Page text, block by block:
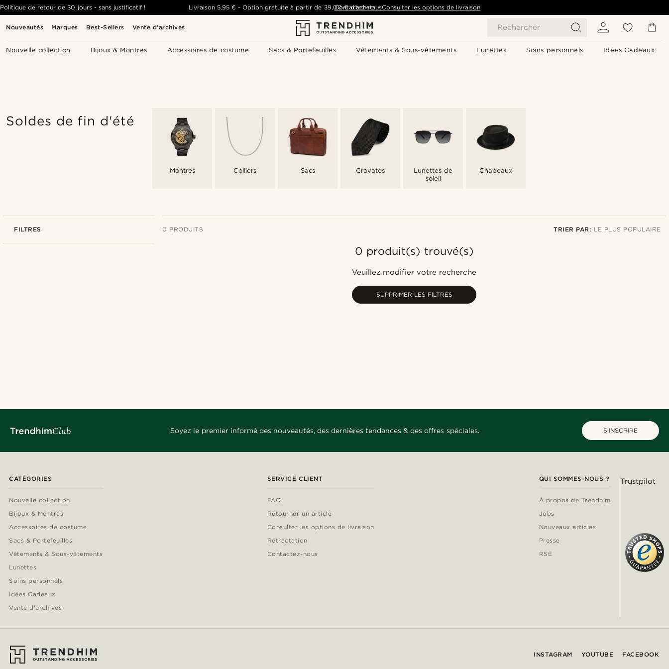
Nouveautés Marques Best-Sellers Vente d'archives Rechercher
Nouvelle collection Bijoux & Montres Accessoires de costume Sacs & Portefeuilles Vêtements & Sous-vêtements Lunettes Soins personnels Idées Cadeaux
Politique de retour de 30 jours - sans justificatif ! Livraison 5,95 € -Option gratuite à partir de 39,00 € d'achats- Consulter les options de livraison
Contactez-nous
Soldes de fin d'été
Montres Colliers Sacs Cravates
Lunettes de
soleil
Chapeaux
FILTRES 0 PRODUITS TRIER PAR: LE PLUS POPULAIRE
0 produit(s) trouvé(s)
Veuillez modifier votre recherche
SUPPRIMER LES FILTRES
Soyez le premier informé des nouveautés, des dernières tendances & des offres spéciales. S'INSCRIRE
CATÉGORIES
Nouvelle collection
Bijoux & Montres
Accessoires de costume
Sacs & Portefeuilles
Vêtements & Sous-vêtements
Lunettes
Soins personnels
Idées Cadeaux
Vente d'archives
SERVICE CLIENT
FAQ
Retourner un article
Consulter les options de livraison
Rétractation
Contactez-nous
QUI SOMMES-NOUS ?
À propos de Trendhim
Jobs
Nouveaux articles
Presse
RSE
Trustpilot
INSTAGRAM YOUTUBE FACEBOOK